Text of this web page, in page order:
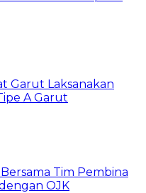
Garut Laksanakan
A Garut
Tim Pembina
OJK